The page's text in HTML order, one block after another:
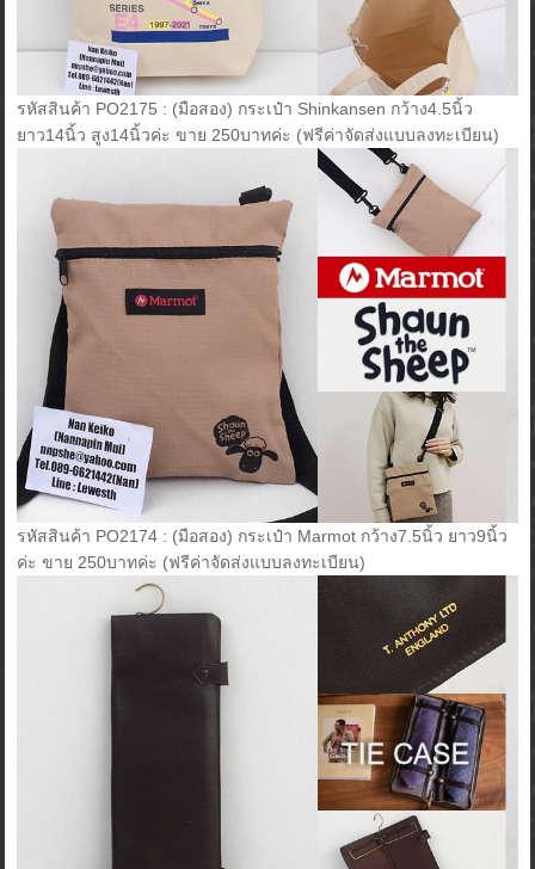
รหัสสินค้า PO2175 : (มือสอง) กระเป๋า Shinkansen กว้าง4.5นิ้ว
ยาว14นิ้ว สูง14นิ้วค่ะ ขาย 250บาทค่ะ (ฟรีค่าจัดส่งแบบลงทะเบียน)
รหัสสินค้า PO2174 : (มือสอง) กระเป๋า Marmot กว้าง7.5นิ้ว ยาว9นิ้ว
ค่ะ ขาย 250บาทค่ะ (ฟรีค่าจัดส่งแบบลงทะเบียน)